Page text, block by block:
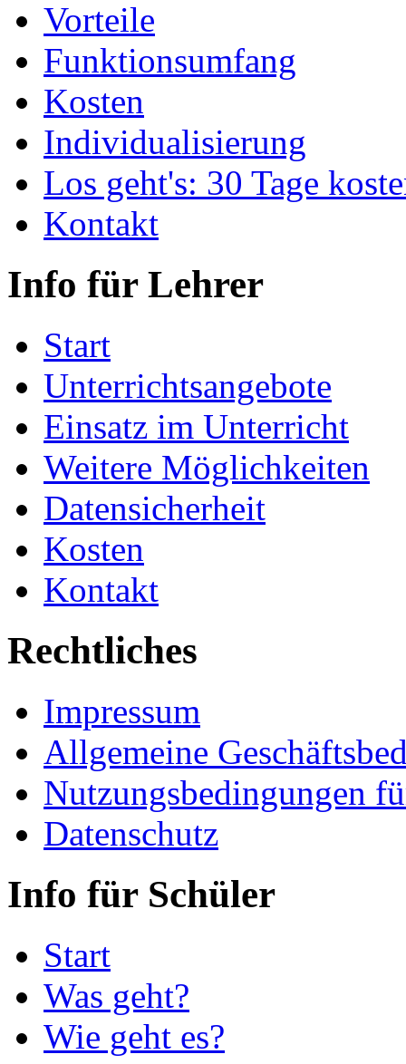
Vorteile
Funktionsumfang
Kosten
Individualisierung
Los geht's: 30 Tage
Kontakt
Info für Lehrer
Start
Unterrichtsangebote
Einsatz im Unterricht
Weitere Möglichkeiten
Datensicherheit
Kosten
Kontakt
Rechtliches
Impressum
Allgemeine
Nutzungsbedingungen
Datenschutz
Info für Schüler
Start
Was geht?
Wie geht es?